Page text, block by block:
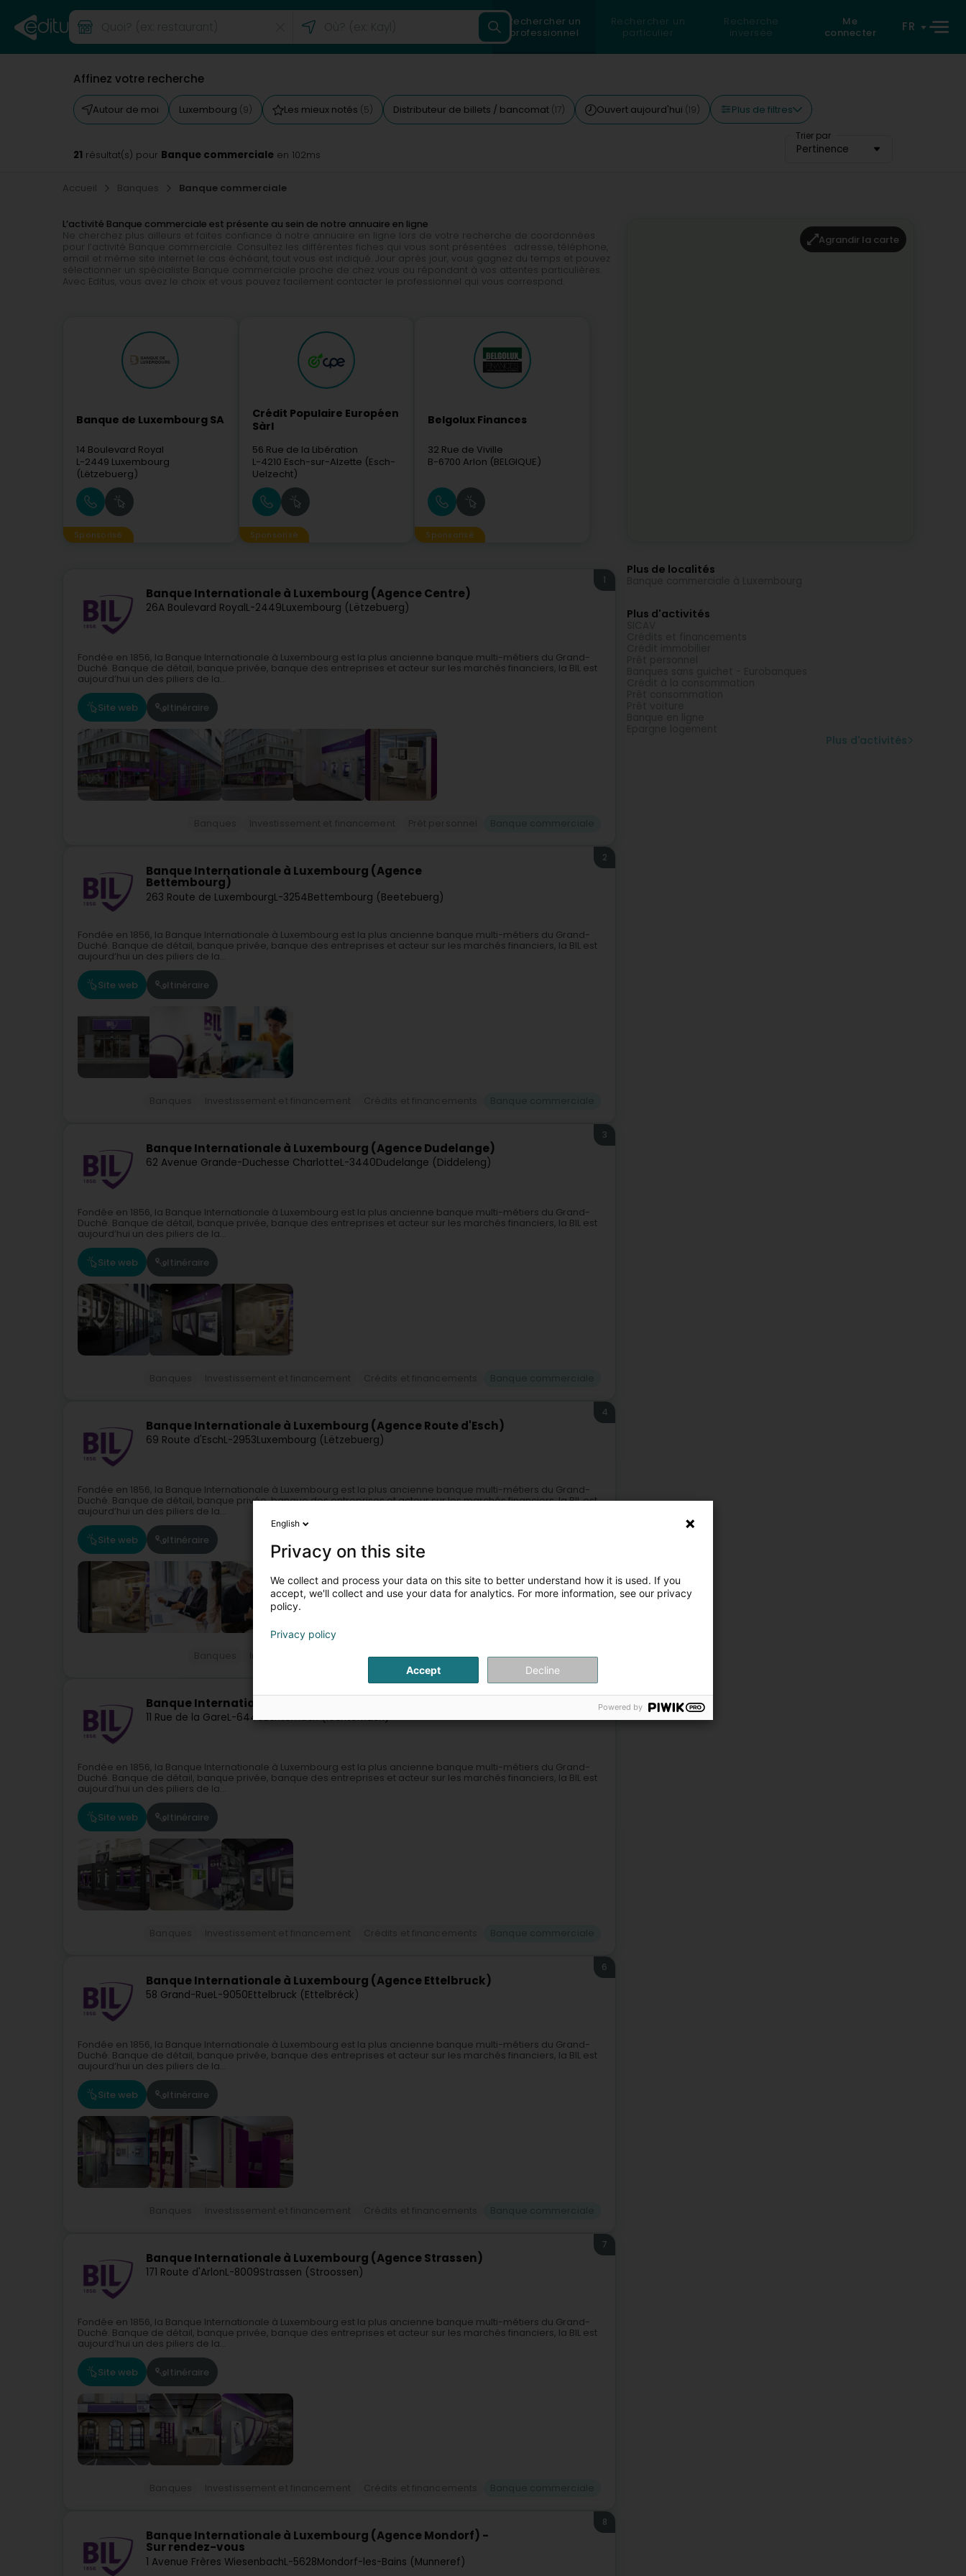
Rechercher un
professionnel
Rechercher un
particulier
Recherche
inversée
Me
connecter
FR
Affinez votre recherche
Autour de moi Luxembourg (9) Les mieux notés (5) Distributeur de billets / bancomat (17) Ouvert aujourd'hui (19) Plus de filtres
Trier par
Pertinence
21 résultat(s) pour Banque commerciale en 102ms
Accueil Banques Banque commerciale
L’activité Banque commerciale est présente au sein de notre annuaire en ligne
Ne cherchez plus ailleurs et faites confiance à notre annuaire en ligne lors de votre recherche de coordonnées
pour l’activité Banque commerciale. Consultez les différentes fiches qui vous sont présentées : adresse, téléphone,
email et même site internet le cas échéant, tout vous est indiqué. Jour après jour, vous gagnez du temps et pouvez
sélectionner un spécialiste Banque commerciale proche de chez vous ou répondant à vos attentes particulières.
Avec Editus, vous avez le choix et vous pouvez facilement contacter le professionnel qui vous correspond.
Banque de Luxembourg SA
14 Boulevard Royal
L-2449 Luxembourg
(Lëtzebuerg)
Sponsorisé
Crédit Populaire Européen
Sàrl
56 Rue de la Libération
L-4210 Esch-sur-Alzette (Esch-
Uelzecht)
Sponsorisé
Belgolux Finances
32 Rue de Viville
B-6700 Arlon (BELGIQUE)
Sponsorisé
Banque Internationale à Luxembourg (Agence Centre)
26A Boulevard RoyalL-2449Luxembourg (Lëtzebuerg)
1
Fondée en 1856, la Banque Internationale à Luxembourg est la plus ancienne banque multi-métiers du Grand-
Duché. Banque de détail, banque privée, banque des entreprises et acteur sur les marchés financiers, la BIL est
aujourd’hui un des piliers de la...
Site web Itinéraire
Banque Internationale à Luxembourg (Agence
Bettembourg)
263 Route de LuxembourgL-3254Bettembourg (Beetebuerg)
2
Fondée en 1856, la Banque Internationale à Luxembourg est la plus ancienne banque multi-métiers du Grand-
Duché. Banque de détail, banque privée, banque des entreprises et acteur sur les marchés financiers, la BIL est
aujourd’hui un des piliers de la...
Site web Itinéraire
Banque Internationale à Luxembourg (Agence Dudelange)
62 Avenue Grande-Duchesse CharlotteL-3440Dudelange (Diddeleng)
3
Fondée en 1856, la Banque Internationale à Luxembourg est la plus ancienne banque multi-métiers du Grand-
Duché. Banque de détail, banque privée, banque des entreprises et acteur sur les marchés financiers, la BIL est
aujourd’hui un des piliers de la...
Site web Itinéraire
Banque Internationale à Luxembourg (Agence Route d'Esch)
69 Route d'EschL-2953Luxembourg (Lëtzebuerg)
4
Fondée en 1856, la Banque Internationale à Luxembourg est la plus ancienne banque multi-métiers du Grand-
Duché. Banque de détail, banque privée, banque des entreprises et acteur sur les marchés financiers, la BIL est
aujourd’hui un des piliers de la...
Site web Itinéraire
Investissement et financement Prêt personnel Banque commerciale
Banque Internationale à Luxembourg (Agence Echternach)
11 Rue de la GareL-6440Echternach (Iechternach)
Fondée en 1856, la Banque Internationale à Luxembourg est la plus ancienne banque multi-métiers du Grand-
Duché. Banque de détail, banque privée, banque des entreprises et acteur sur les marchés financiers, la BIL est
aujourd’hui un des piliers de la...
Site web Itinéraire
Banque Internationale à Luxembourg (Agence Ettelbruck)
58 Grand-RueL-9050Ettelbruck (Ettelbréck)
6
Fondée en 1856, la Banque Internationale à Luxembourg est la plus ancienne banque multi-métiers du Grand-
Duché. Banque de détail, banque privée, banque des entreprises et acteur sur les marchés financiers, la BIL est
aujourd’hui un des piliers de la...
Site web Itinéraire
Banque Internationale à Luxembourg (Agence Strassen)
171 Route d'ArlonL-8009Strassen (Stroossen)
7
Fondée en 1856, la Banque Internationale à Luxembourg est la plus ancienne banque multi-métiers du Grand-
Duché. Banque de détail, banque privée, banque des entreprises et acteur sur les marchés financiers, la BIL est
aujourd’hui un des piliers de la...
Site web Itinéraire
Banque Internationale à Luxembourg (Agence Mondorf) -
Sur rendez-vous
1 Avenue Frères WiesenbachL-5628Mondorf-les-Bains (Munneref)
8
Agrandir la carte
Plus de localités
Plus d'activités
Plus d'activités
English
Privacy on this site
We collect and process your data on this site to better understand how it is used. If you
accept, we'll collect and use your data for analytics. For more information, see our privacy
policy.
Privacy policy
Accept Decline
Powered by